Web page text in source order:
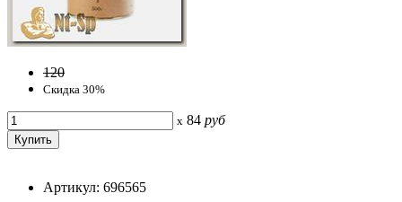
120
Скидка 30%
x 84 руб
Артикул: 696565